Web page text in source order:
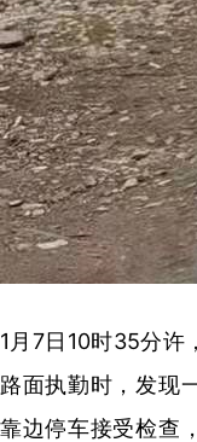
1月7日10时35分许
路面执勤时，发现
靠边停车接受检查